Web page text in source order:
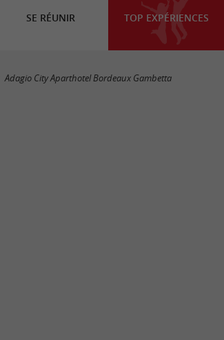
SE RÉUNIR TOP EXPÉRIENCES
Adagio City Aparthotel Bordeaux Gambetta